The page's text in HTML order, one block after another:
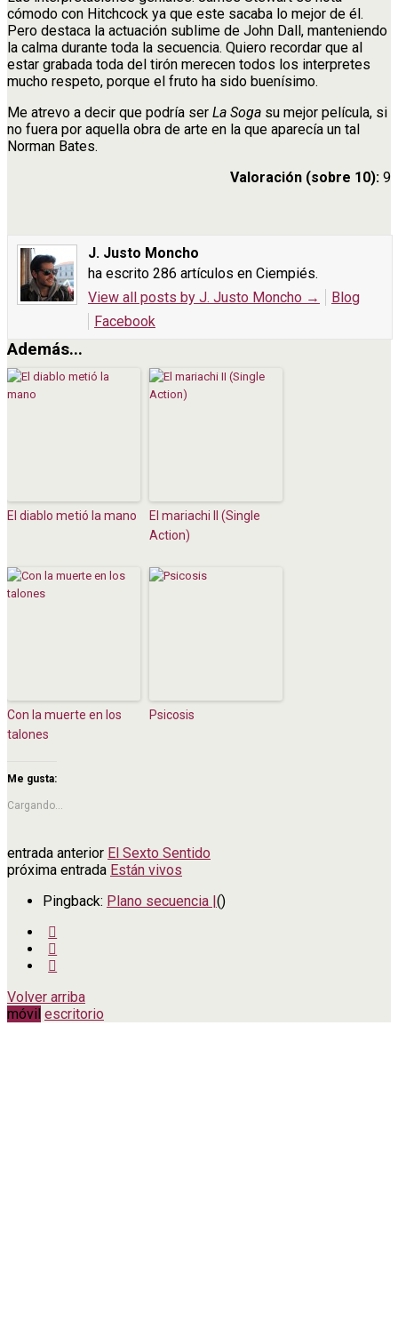
cómodo con Hitchcock ya que este sacaba lo mejor de él.
Pero destaca la actuación sublime de John Dall, manteniendo
la calma durante toda la secuencia. Quiero recordar que al
estar grabada toda del tirón merecen todos los interpretes
mucho respeto, porque el fruto ha sido buenísimo.
Me atrevo a decir que podría ser La Soga su mejor película, si
no fuera por aquella obra de arte en la que aparecía un tal
Norman Bates.
Valoración (sobre 10): 9
J. Justo Moncho
ha escrito 286 artículos en Ciempiés.
View all posts by J. Justo Moncho →
Blog
Facebook
Además...
El diablo metió la mano
El mariachi II (Single
Action)
Con la muerte en los
talones
Psicosis
Me gusta:
Cargando...
entrada anterior El Sexto Sentido
próxima entrada Están vivos
Pingback: Plano secuencia |()
Volver arriba
móvil escritorio